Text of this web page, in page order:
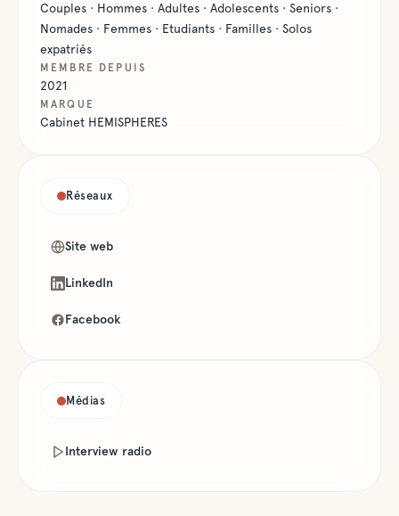
Couples · Hommes · Adultes · Adolescents · Seniors ·
Nomades · Femmes · Etudiants · Familles · Solos
expatriés
MEMBRE DEPUIS
2021
MARQUE
Cabinet HEMISPHERES
Réseaux
Site web
LinkedIn
Facebook
Médias
Interview radio